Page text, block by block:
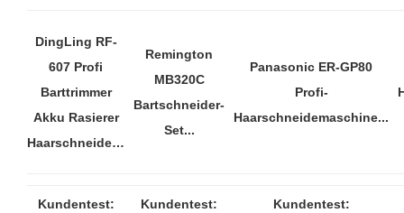
DingLing RF-
607 Profi
Barttrimmer
Akku Rasierer
Haarschneide…
Remington
MB320C
Bartschneider-
Set...
Panasonic ER-GP80
Profi-
Haarschneidemaschine...
Kundentest:
Kundentest:
Kundentest: